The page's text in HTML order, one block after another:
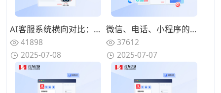
AI客服系统横向对比：深度评测主流品牌优缺点
41898
2025-07-08
微信、电话、小程序的客户消息如何整合？如何利用智能客服实现全渠道对接？
37612
2025-07-07